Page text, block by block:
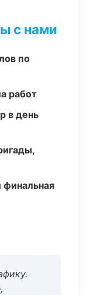
с нами
по
работ
в день
финальная